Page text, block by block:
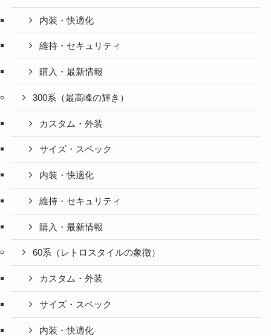
内装・快適化
維持・セキュリティ
購入・最新情報
300系（最高峰の輝き）
カスタム・外装
サイズ・スペック
内装・快適化
維持・セキュリティ
購入・最新情報
60系（レトロスタイルの象徴）
カスタム・外装
サイズ・スペック
内装・快適化